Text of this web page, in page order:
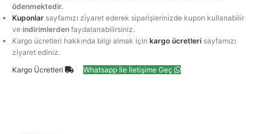
ödenmektedir.
Kuponlar sayfamızı ziyaret ederek siparişlerinizde kupon kullanabilir
veindirimlerden faydalanabilirsiniz.
Kargo ücretleri hakkında bilgi almak içinkargo ücretleri sayfamızı
ziyaret ediniz.
Kargo Ücretleri
Whatsapp İle İletişime Geç